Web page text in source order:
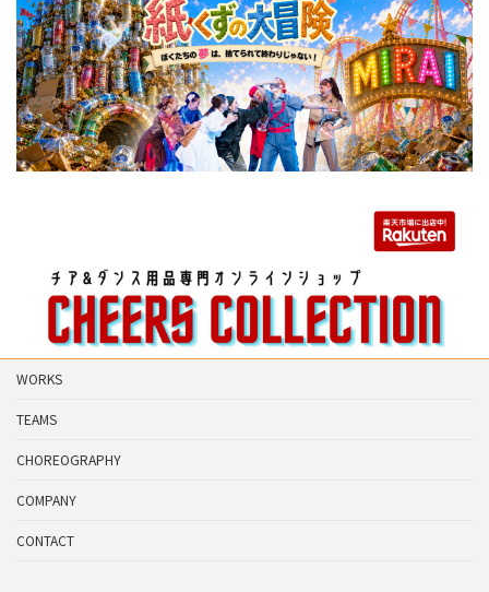
WORKS
TEAMS
CHOREOGRAPHY
COMPANY
CONTACT